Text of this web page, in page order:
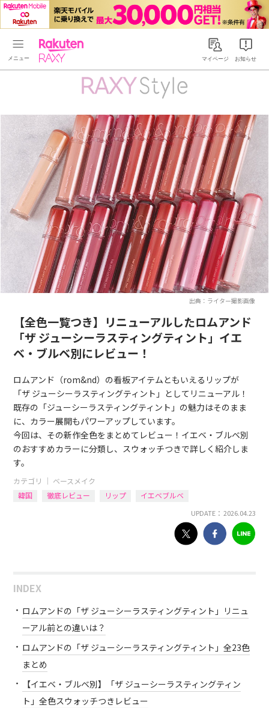
Rakuten RAXYマイページ お知らせ
出典：ライター撮影画像
【全色一覧つき】リニューアルしたロムアンド
「ザ ジューシーラスティングティント」イエ
ベ・ブルベ別にレビュー！
ロムアンド（rom&nd）の看板アイテムともいえるリップが
「ザ ジューシーラスティングティント」としてリニューアル！
既存の「ジューシーラスティングティント」の魅力はそのまま
に、カラー展開もパワーアップしています。
今回は、その新作全色をまとめてレビュー！イエベ・ブルベ別
のおすすめカラーに分類し、スウォッチつきで詳しく紹介しま
す。
カテゴリ ｜ ベースメイク
韓国
徹底レビュー リップ イエベブルベ
UPDATE： 2026.04.23
INDEX
ロムアンドの「ザ ジューシーラスティングティント」リニュ
ーアル前との違いは？
ロムアンドの「ザ ジューシーラスティングティント」全23色
まとめ
【イエベ・ブルベ別】「ザ ジューシーラスティングティン
ト」全色スウォッチつきレビュー